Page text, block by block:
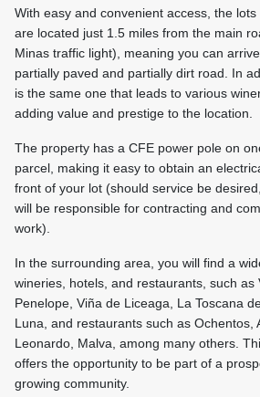
With easy and convenient access, the lots
are located just 1.5 miles from the main
Minas traffic light), meaning you can
partially paved and partially dirt road. In
is the same one that leads to various
adding value and prestige to the location.
The property has a CFE power pole on
parcel, making it easy to obtain an
front of your lot (should service be
will be responsible for contracting and
work).
In the surrounding area, you will find a
wineries, hotels, and restaurants, such as
Penelope, Viña de Liceaga, La Toscana
Luna, and restaurants such as Ochentos,
Leonardo, Malva, among many others.
offers the opportunity to be part of a
growing community.